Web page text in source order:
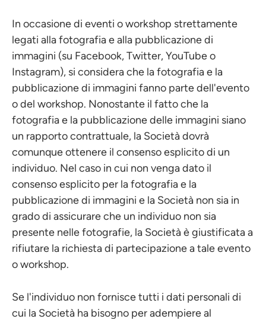
In occasione di eventi o workshop strettamente
legati alla fotografia e alla pubblicazione di
immagini (su Facebook, Twitter, YouTube o
Instagram), si considera che la fotografia e la
pubblicazione di immagini fanno parte dell'evento
o del workshop. Nonostante il fatto che la
fotografia e la pubblicazione delle immagini siano
un rapporto contrattuale, la Società dovrà
comunque ottenere il consenso esplicito di un
individuo. Nel caso in cui non venga dato il
consenso esplicito per la fotografia e la
pubblicazione di immagini e la Società non sia in
grado di assicurare che un individuo non sia
presente nelle fotografie, la Società è giustificata a
rifiutare la richiesta di partecipazione a tale evento
o workshop.
Se l'individuo non fornisce tutti i dati personali di
cui la Società ha bisogno per adempiere al